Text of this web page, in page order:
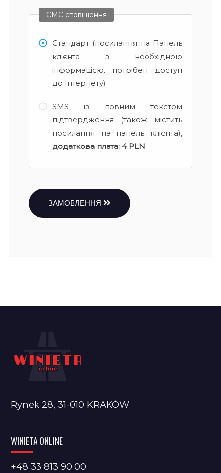
СМС сповіщення
Стандарт (посилання на Панель
клієнта з необхідною
інформацією, потрібен доступ
до Інтернету)
SMS із повним текстом
підтвердження (також містить
посилання на панель клієнта),
додаткова плата: 4 PLN
ЗАМОВЛЕННЯ
Rynek 28, 31-010 KRAKÓW
WINIETA ONLINE
+48 33 813 90 00